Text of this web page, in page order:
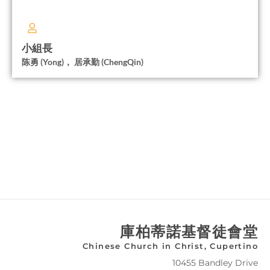
小組長
陈勇 (Yong)， 居承勤 (ChengQin)
庫柏蒂諾基督徒會堂
Chinese Church in Christ, Cupertino
10455 Bandley Drive